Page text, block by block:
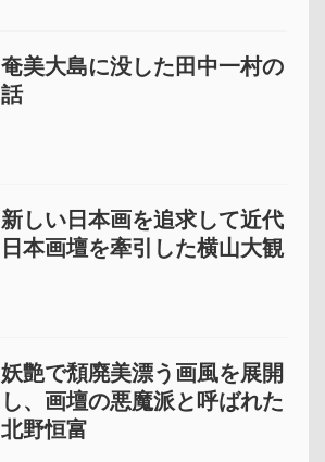
奄美大島に没した田中一村の
話
新しい日本画を追求して近代
日本画壇を牽引した横山大観
妖艶で頽廃美漂う画風を展開
し、画壇の悪魔派と呼ばれた
北野恒富